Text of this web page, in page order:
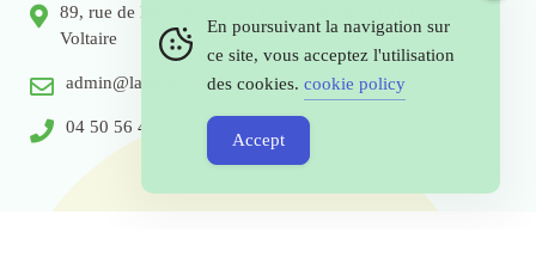
89, rue de Meyrin, Espace Bois Candide 01210 Ferney
Voltaire
admin@langues-vivantes.com
04 50 56 49 56
En poursuivant la navigation sur
ce site, vous acceptez l'utilisation
des cookies. cookie policy
Accept